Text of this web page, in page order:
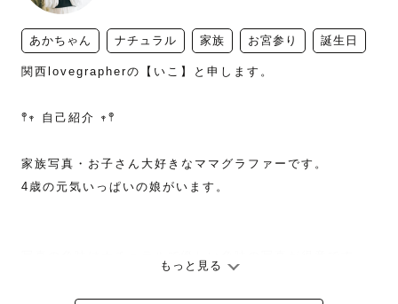
あかちゃん ナチュラル 家族 お宮参り 誕生日
関西lovegrapherの【いこ】と申します。
𖤣𖥧 自己紹介 𖥧𖤣
家族写真・お子さん大好きなママグラファーです。
4歳の元気いっぱいの娘がいます。
もっと見る